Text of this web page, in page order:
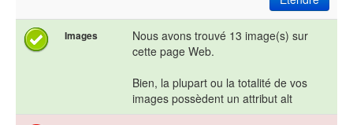
Images
Nous avons trouvé 13 image(s) sur
cette page Web.
Bien, la plupart ou la totalité de vos
images possèdent un attribut alt